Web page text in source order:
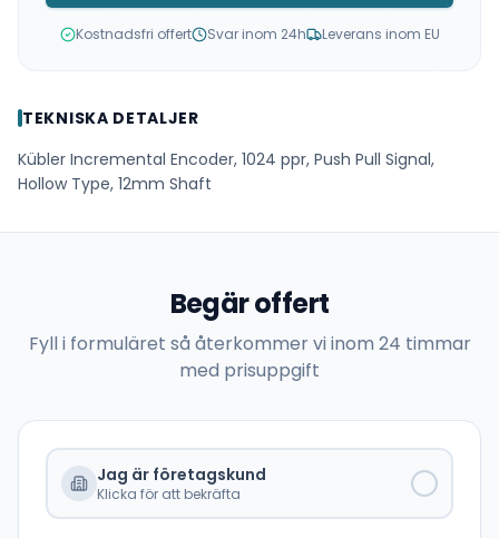
Kostnadsfri offert Svar inom 24h Leverans inom EU
TEKNISKA DETALJER
Kübler Incremental Encoder, 1024 ppr, Push Pull Signal,
Hollow Type, 12mm Shaft
Begär offert
Fyll i formuläret så återkommer vi inom 24 timmar
med prisuppgift
Jag är företagskund
Klicka för att bekräfta